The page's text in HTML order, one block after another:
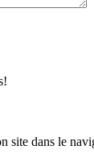
site dans le